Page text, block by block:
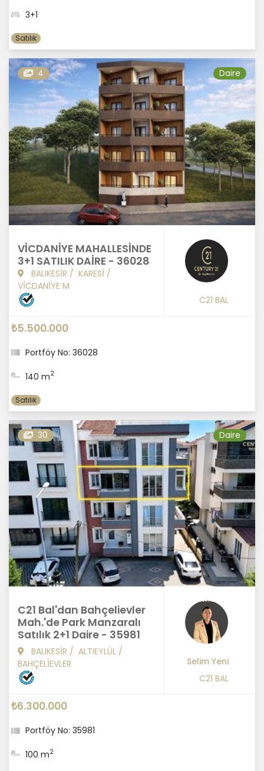
3+1
Satılık
4 Daire
VİCDANİYE MAHALLESİNDE
3+1 SATILIK DAİRE - 36028
BALIKESİR / KARESİ /
VİCDANİYE M
C21 BAL
₺5.500.000
Portföy No: 36028
140 m2
Satılık
30 Daire
C21 Bal'dan Bahçelievler
Mah.'de Park Manzaralı
Satılık 2+1 Daire - 35981
BALIKESİR / ALTIEYLÜL /
BAHÇELİEVLER
Selim Yeni
C21 BAL
₺6.300.000
Portföy No: 35981
100 m2